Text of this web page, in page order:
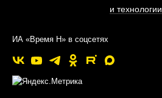
и технологии
ИА «Время Н» в соцсетях